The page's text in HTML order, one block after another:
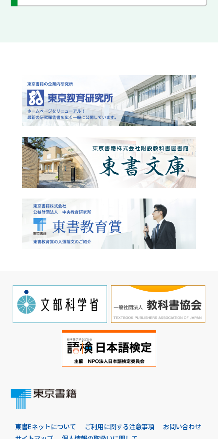
東書Eネットについて ご利用に関する注意事項
お問い合わせ